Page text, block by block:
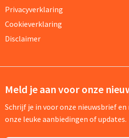
Privacyverklaring
Cookieverklaring
Disclaimer
Meld je aan voor onze
Schrijf je in voor onze nieuwsbrief
onze leuke aanbiedingen of updates.